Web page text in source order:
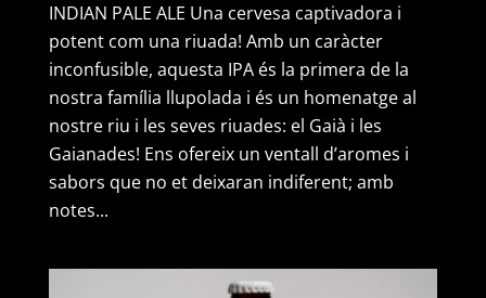
1921
(caixa
de
12
ampolles)
INDIAN PALE ALE Una cervesa captivadora i
potent com una riuada! Amb un caràcter
inconfusible, aquesta IPA és la primera de la
nostra família llupolada i és un homenatge al
nostre riu i les seves riuades: el Gaià i les
Gaianades! Ens ofereix un ventall d’aromes i
sabors que no et deixaran indiferent; amb
notes...